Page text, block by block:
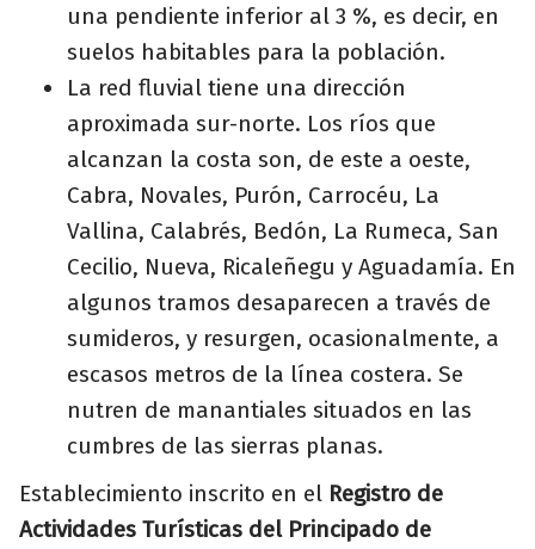
una pendiente inferior al 3 %, es decir, en
suelos habitables para la población.
La red fluvial tiene una dirección
aproximada sur-norte. Los ríos que
alcanzan la costa son, de este a oeste,
Cabra, Novales, Purón, Carrocéu, La
Vallina, Calabrés, Bedón, La Rumeca, San
Cecilio, Nueva, Ricaleñegu y Aguadamía. En
algunos tramos desaparecen a través de
sumideros, y resurgen, ocasionalmente, a
escasos metros de la línea costera. Se
nutren de manantiales situados en las
cumbres de las sierras planas.
Establecimiento inscrito en el Registro de
Actividades Turísticas del Principado de